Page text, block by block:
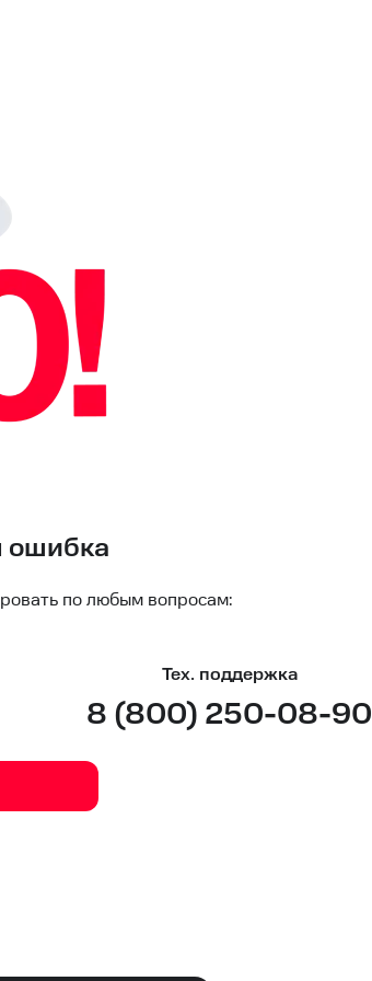
ошибка
по любым вопросам:
Тех. поддержка
8 (800) 250-08-90